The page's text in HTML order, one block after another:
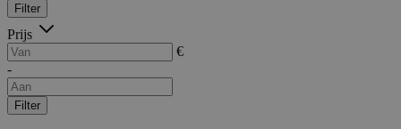
Filter
Prijs
€
-
Filter